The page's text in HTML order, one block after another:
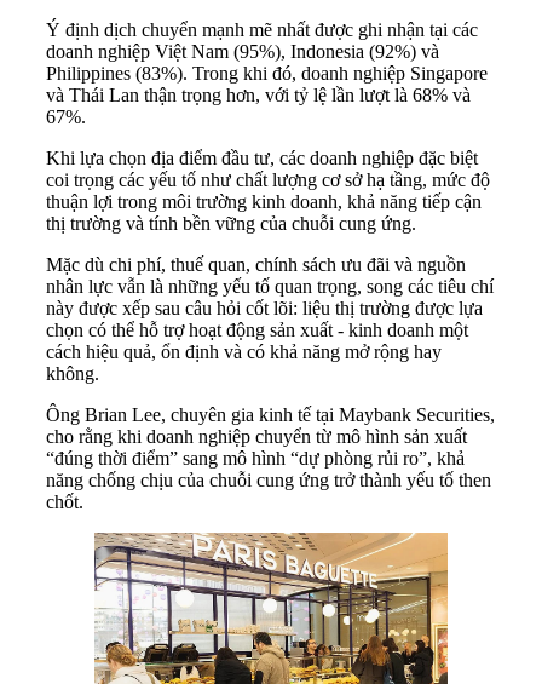
Ý định dịch chuyển mạnh mẽ nhất được ghi nhận tại các
doanh nghiệp Việt Nam (95%), Indonesia (92%) và
Philippines (83%). Trong khi đó, doanh nghiệp Singapore
và Thái Lan thận trọng hơn, với tỷ lệ lần lượt là 68% và
67%.
Khi lựa chọn địa điểm đầu tư, các doanh nghiệp đặc biệt
coi trọng các yếu tố như chất lượng cơ sở hạ tầng, mức độ
thuận lợi trong môi trường kinh doanh, khả năng tiếp cận
thị trường và tính bền vững của chuỗi cung ứng.
Mặc dù chi phí, thuế quan, chính sách ưu đãi và nguồn
nhân lực vẫn là những yếu tố quan trọng, song các tiêu chí
này được xếp sau câu hỏi cốt lõi: liệu thị trường được lựa
chọn có thể hỗ trợ hoạt động sản xuất - kinh doanh một
cách hiệu quả, ổn định và có khả năng mở rộng hay
không.
Ông Brian Lee, chuyên gia kinh tế tại Maybank Securities,
cho rằng khi doanh nghiệp chuyển từ mô hình sản xuất
“đúng thời điểm” sang mô hình “dự phòng rủi ro”, khả
năng chống chịu của chuỗi cung ứng trở thành yếu tố then
chốt.